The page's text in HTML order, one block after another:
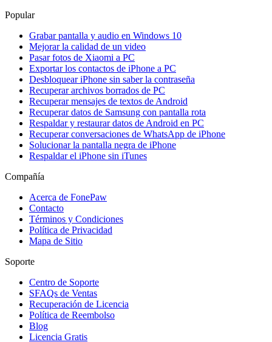
Popular
Grabar pantalla y audio en Windows 10
Mejorar la calidad de un video
Pasar fotos de Xiaomi a PC
Exportar los contactos de iPhone a PC
Desbloquear iPhone sin saber la contraseña
Recuperar archivos borrados de PC
Recuperar mensajes de textos de Android
Recuperar datos de Samsung con pantalla rota
Respaldar y restaurar datos de Android en PC
Recuperar conversaciones de WhatsApp de iPhone
Solucionar la pantalla negra de iPhone
Respaldar el iPhone sin iTunes
Compañía
Acerca de FonePaw
Contacto
Términos y Condiciones
Política de Privacidad
Mapa de Sitio
Soporte
Centro de Soporte
SFAQs de Ventas
Recuperación de Licencia
Política de Reembolso
Blog
Licencia Gratis